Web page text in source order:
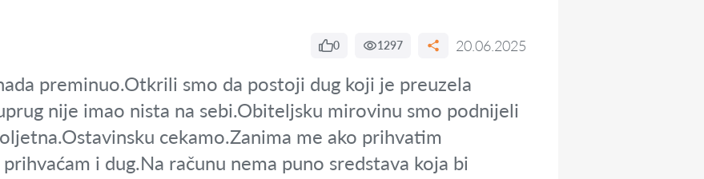
0 1297 20.06.2025
preminuo.Otkrili smo da postoji dug koji je preuzela
nije imao nista na sebi.Obiteljsku mirovinu smo podnijeli
cekamo.Zanima me ako prihvatim
i dug.Na računu nema puno sredstava koja bi